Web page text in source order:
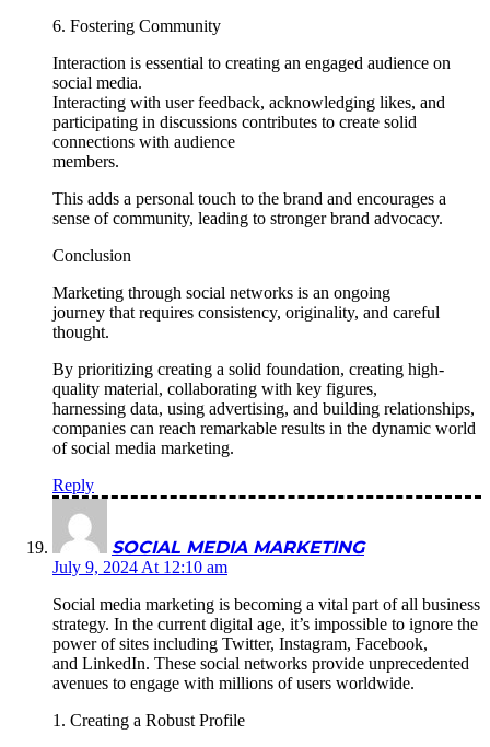
6. Fostering Community
Interaction is essential to creating an engaged audience on
social media.
Interacting with user feedback, acknowledging likes, and
participating in discussions contributes to create solid
connections with audience
members.
This adds a personal touch to the brand and encourages a
sense of community, leading to stronger brand advocacy.
Conclusion
Marketing through social networks is an ongoing
journey that requires consistency, originality, and careful
thought.
By prioritizing creating a solid foundation, creating high-
quality material, collaborating with key figures,
harnessing data, using advertising, and building relationships,
companies can reach remarkable results in the dynamic world
of social media marketing.
Reply
SOCIAL MEDIA MARKETING
July 9, 2024 At 12:10 am
Social media marketing is becoming a vital part of all business
strategy. In the current digital age, it’s impossible to ignore the
power of sites including Twitter, Instagram, Facebook,
and LinkedIn. These social networks provide unprecedented
avenues to engage with millions of users worldwide.
1. Creating a Robust Profile